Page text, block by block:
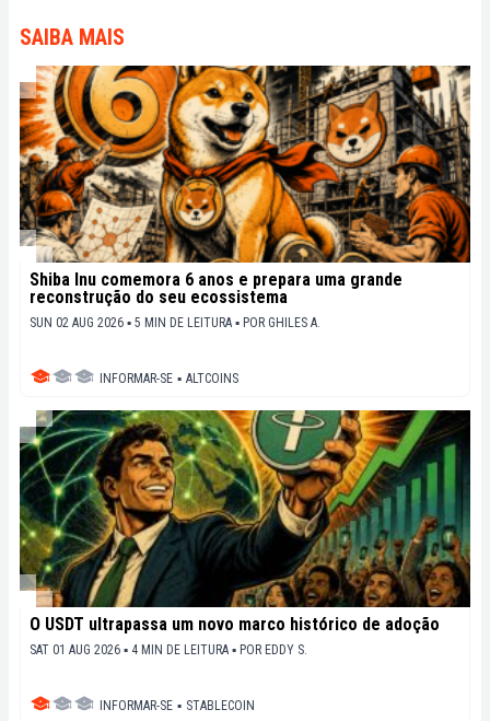
SAIBA MAIS
Shiba Inu comemora 6 anos e prepara uma grande
reconstrução do seu ecossistema
SUN 02 AUG 2026 ▪ 5 MIN DE LEITURA ▪ POR GHILES A.
INFORMAR-SE ▪ ALTCOINS
O USDT ultrapassa um novo marco histórico de adoção
SAT 01 AUG 2026 ▪ 4 MIN DE LEITURA ▪ POR EDDY S.
INFORMAR-SE ▪ STABLECOIN